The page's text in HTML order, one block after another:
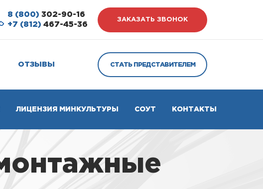
8 (800) 302-90-16
+7 (812) 467-45-36
ЗАКАЗАТЬ ЗВОНОК
ОТЗЫВЫ СТАТЬ ПРЕДСТАВИТЕЛЕМ
ЛИЦЕНЗИЯ МИНКУЛЬТУРЫ СОУТ КОНТАКТЫ